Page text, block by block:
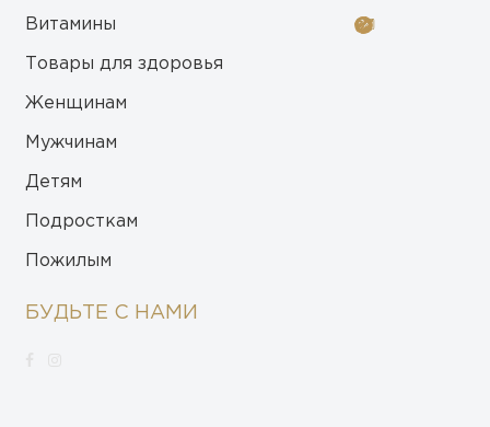
Витамины
Товары для здоровья
Женщинам
Мужчинам
Детям
Подросткам
Пожилым
БУДЬТЕ С НАМИ